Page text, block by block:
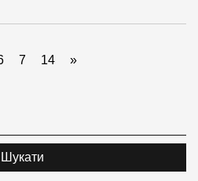
7 14 »